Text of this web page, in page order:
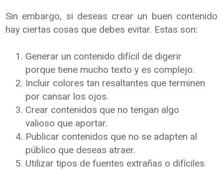
Sin embargo, si deseas crear un buen contenido
hay ciertas cosas que debes evitar. Estas son:
Generar un contenido difícil de digerir
porque tiene mucho texto y es complejo.
Incluir colores tan resaltantes que terminen
por cansar los ojos.
Crear contenidos que no tengan algo
valioso que aportar.
Publicar contenidos que no se adapten al
público que deseas atraer.
Utilizar tipos de fuentes extrañas o difíciles